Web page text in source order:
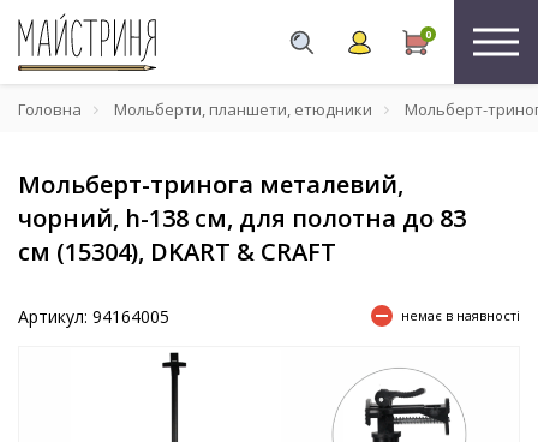
0
Головна Мольберти, планшети, етюдники Мольберт-
Мольберт-тринога металевий,
чорний, h-138 см, для полотна до 83
см (15304), DKART & CRAFT
Артикул: 94164005 немає в наявності